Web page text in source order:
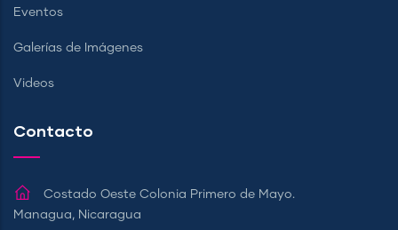
Eventos
Galerías de Imágenes
Videos
Contacto
Costado Oeste Colonia Primero de Mayo.
Managua, Nicaragua